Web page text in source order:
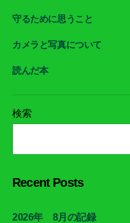
守るために思うこと
カメラと写真について
読んだ本
検索
Recent Posts
2026年 8月の記録